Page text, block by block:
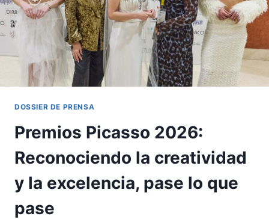
DOSSIER DE PRENSA
Premios Picasso 2026:
Reconociendo la creatividad
y la excelencia, pase lo que
pase